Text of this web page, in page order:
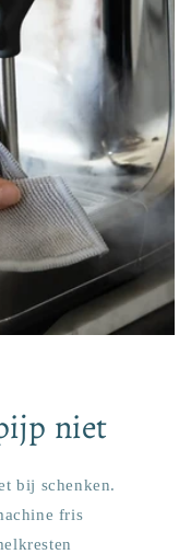
niet
bij schenken.
fris